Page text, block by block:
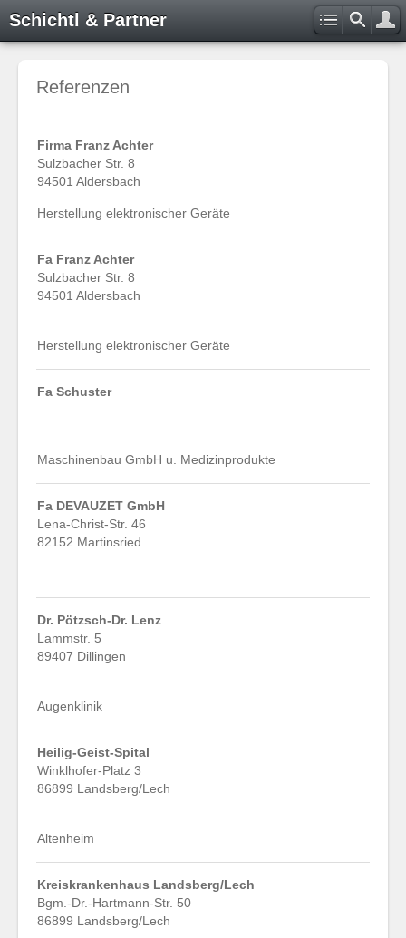
Schichtl & Partner
Referenzen
Firma Franz Achter
Sulzbacher Str. 8
94501 Aldersbach
Herstellung elektronischer Geräte
Fa Franz Achter
Sulzbacher Str. 8
94501 Aldersbach
Herstellung elektronischer Geräte
Fa Schuster
Maschinenbau GmbH u. Medizinprodukte
Fa DEVAUZET GmbH
Lena-Christ-Str. 46
82152 Martinsried
Dr. Pötzsch-Dr. Lenz
Lammstr. 5
89407 Dillingen
Augenklinik
Heilig-Geist-Spital
Winklhofer-Platz 3
86899 Landsberg/Lech
Altenheim
Kreiskrankenhaus Landsberg/Lech
Bgm.-Dr.-Hartmann-Str. 50
86899 Landsberg/Lech